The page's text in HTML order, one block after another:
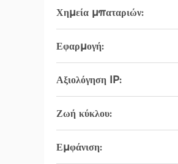
Χημεία μπαταριών:
Εφαρμογή:
Αξιολόγηση IP:
Ζωή κύκλου:
Εμφάνιση: